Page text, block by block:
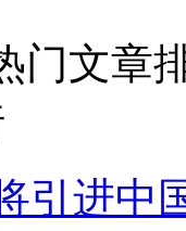
门文章
引进中